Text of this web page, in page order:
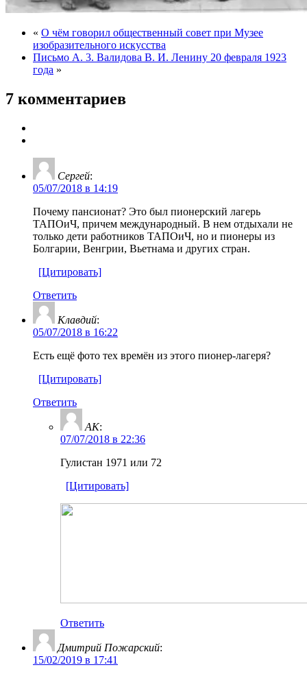
« О чём говорил общественный совет при Музее
изобразительного искусства
Письмо А. 3. Валидова В. И. Ленину 20 февраля 1923
года »
7 комментариев
Сергей:
05/07/2018 в 14:19
Почему пансионат? Это был пионерский лагерь
ТАПОиЧ, причем международный. В нем отдыхали не
только дети работников ТАПОиЧ, но и пионеры из
Болгарии, Венгрии, Вьетнама и других стран.
[Цитировать]
Ответить
Клавдий:
05/07/2018 в 16:22
Есть ещё фото тех времён из этого пионер-лагеря?
[Цитировать]
Ответить
AK:
07/07/2018 в 22:36
Гулистан 1971 или 72
[Цитировать]
Ответить
Дмитрий Пожарский:
15/02/2019 в 17:41